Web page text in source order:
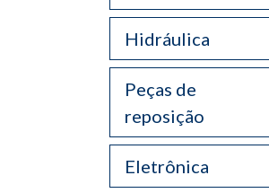
Hidráulica
Peças de
reposição
Eletrônica